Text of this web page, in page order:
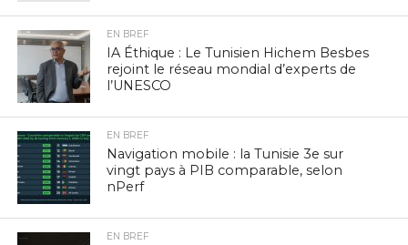
EN BREF
IA Éthique : Le Tunisien Hichem Besbes
rejoint le réseau mondial d’experts de
l’UNESCO
EN BREF
Navigation mobile : la Tunisie 3e sur
vingt pays à PIB comparable, selon
nPerf
EN BREF